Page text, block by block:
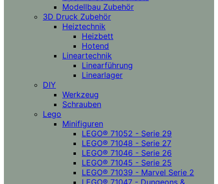
Modellbau Zubehör
3D Druck Zubehör
Heiztechnik
Heizbett
Hotend
Lineartechnik
Linearführung
Linearlager
DIY
Werkzeug
Schrauben
Lego
Minifiguren
LEGO® 71052 - Serie 29
LEGO® 71048 - Serie 27
LEGO® 71046 - Serie 26
LEGO® 71045 - Serie 25
LEGO® 71039 - Marvel Serie 2
LEGO® 71047 - Dungeons &